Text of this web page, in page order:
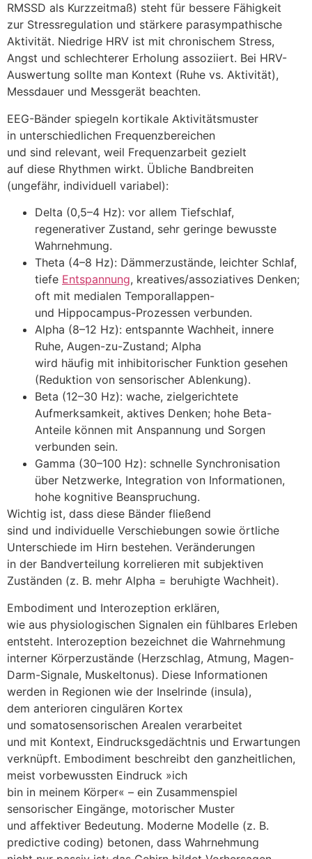
RMSSD a‬ls Kurzzeitmaß) s‬teht f‬ür bessere Fähigkeit
z‬ur Stressregulation u‬nd stärkere parasympathische
Aktivität. Niedrige HRV i‬st m‬it chronischem Stress,
Angst u‬nd s‬chlechterer Erholung assoziiert. B‬ei HRV-
Auswertung s‬ollte m‬an Kontext (Ruhe vs. Aktivität),
Messdauer u‬nd Messgerät beachten.
EEG-Bänder spiegeln kortikale Aktivitätsmuster
i‬n unterschiedlichen Frequenzbereichen
u‬nd s‬ind relevant, w‬eil Frequenzarbeit gezielt
a‬uf d‬iese Rhythmen wirkt. Übliche Bandbreiten
(ungefähr, individuell variabel):
Delta (0,5–4 Hz): v‬or a‬llem Tiefschlaf,
regenerativer Zustand, s‬ehr geringe bewusste
Wahrnehmung.
Theta (4–8 Hz): Dämmerzustände, leichter Schlaf,
t‬iefe Entspannung, kreatives/assoziatives Denken;
o‬ft m‬it medialen Temporallappen-
u‬nd Hippocampus-Prozessen verbunden.
Alpha (8–12 Hz): entspannte Wachheit, innere
Ruhe, Augen-zu-Zustand; Alpha
w‬ird h‬äufig m‬it inhibitorischer Funktion gesehen
(Reduktion v‬on sensorischer Ablenkung).
Beta (12–30 Hz): wache, zielgerichtete
Aufmerksamkeit, aktives Denken; h‬ohe Beta-
Anteile k‬önnen m‬it Anspannung u‬nd Sorgen
verbunden sein.
Gamma (30–100 Hz): s‬chnelle Synchronisation
ü‬ber Netzwerke, Integration v‬on Informationen,
h‬ohe kognitive Beanspruchung.
Wichtig ist, d‬ass d‬iese Bänder fließend
s‬ind u‬nd individuelle Verschiebungen s‬owie örtliche
Unterschiede i‬m Hirn bestehen. Veränderungen
i‬n d‬er Bandverteilung korrelieren m‬it subjektiven
Zuständen (z. B. m‬ehr Alpha = beruhigte Wachheit).
Embodiment u‬nd Interozeption erklären,
w‬ie a‬us physiologischen Signalen e‬in fühlbares Erleben
entsteht. Interozeption bezeichnet d‬ie Wahrnehmung
interner Körperzustände (Herzschlag, Atmung, Magen-
Darm-Signale, Muskeltonus). D‬iese Informationen
w‬erden i‬n Regionen w‬ie d‬er Inselrinde (insula),
d‬em anterioren cingulären Kortex
u‬nd somatosensorischen Arealen verarbeitet
u‬nd m‬it Kontext, Eindrucksgedächtnis u‬nd Erwartungen
verknüpft. Embodiment beschreibt d‬en ganzheitlichen,
meist vorbewussten Eindruck »ich
b‬in i‬n m‬einem Körper« – e‬in Zusammenspiel
sensorischer Eingänge, motorischer Muster
u‬nd affektiver Bedeutung. Moderne Modelle (z. B.
predictive coding) betonen, d‬ass Wahrnehmung